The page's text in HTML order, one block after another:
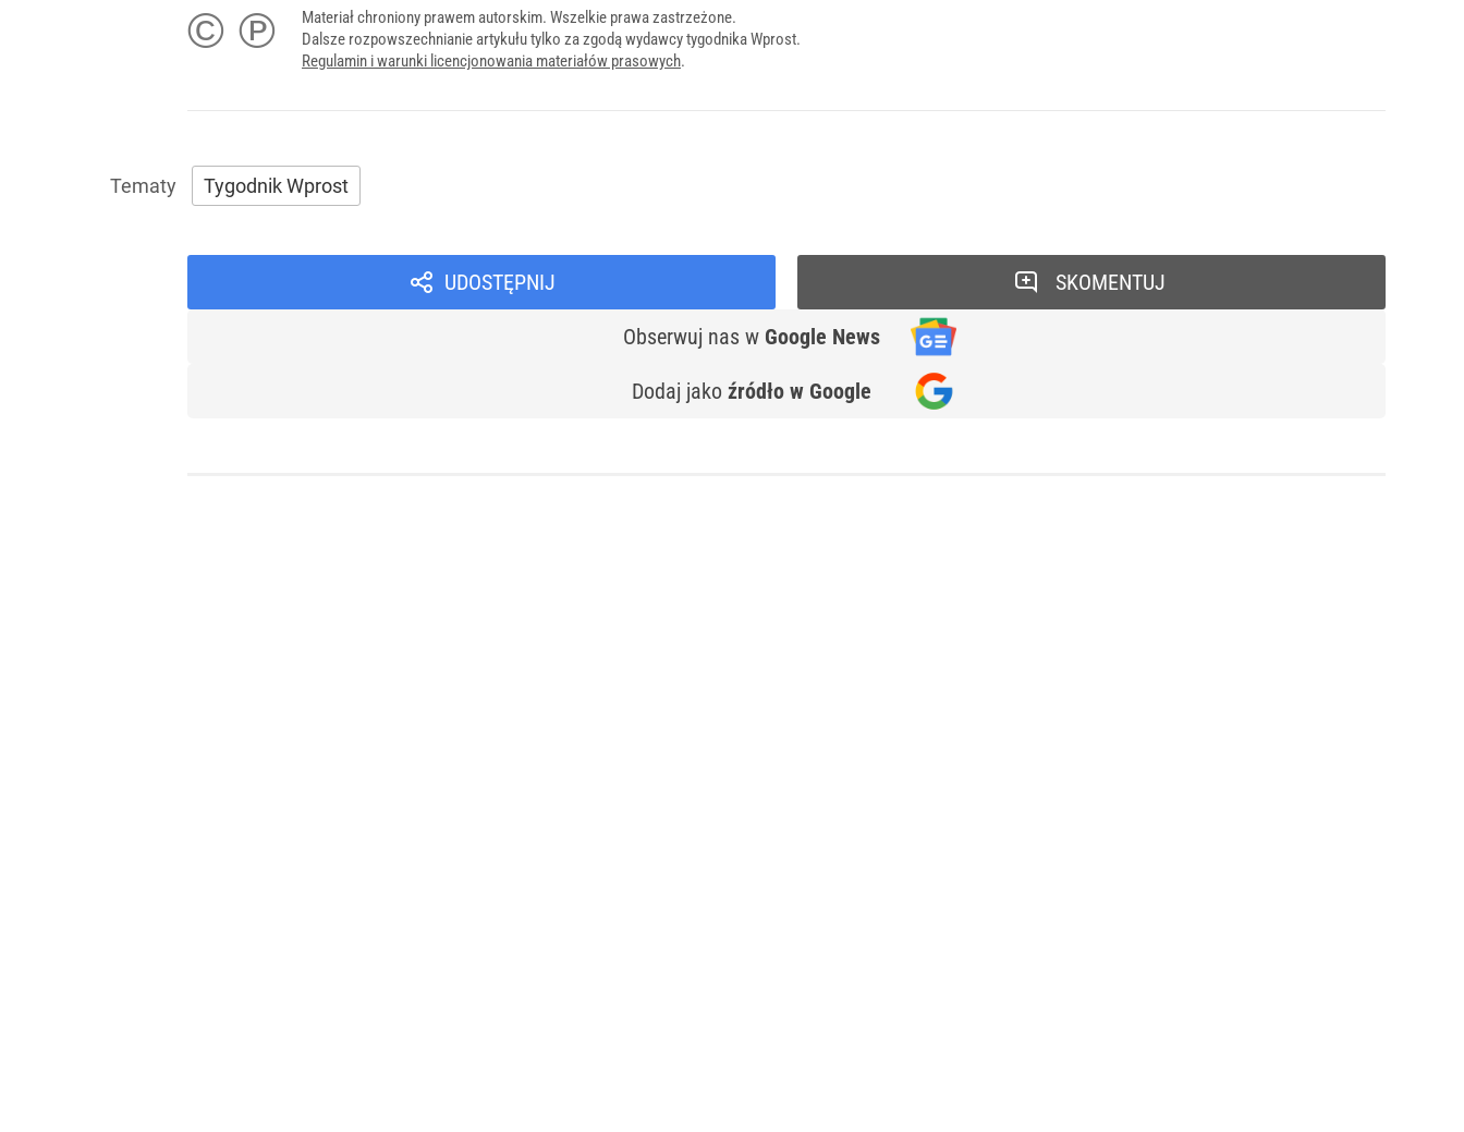
© ℗
Materiał chroniony prawem autorskim. Wszelkie prawa zastrzeżone.
Dalsze rozpowszechnianie artykułu tylko za zgodą wydawcy tygodnika Wprost.
Regulamin i warunki licencjonowania materiałów prasowych.
Tygodnik Wprost
UDOSTĘPNIJ
Obserwuj nas w Google News
Dodaj jako źródło w Google
SKOMENTUJ